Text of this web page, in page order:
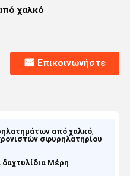
χαλκό
Επικοινωνήστε
από χαλκό,
σφυρηλατηρίου
δαχτυλίδια Μέρη